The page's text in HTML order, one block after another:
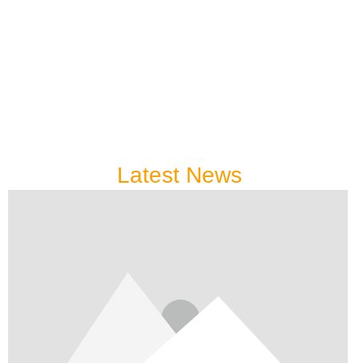
Latest News